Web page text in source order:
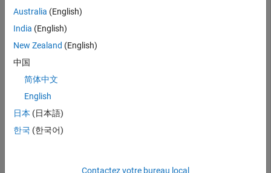
Construisez un chemin corporel de l'ego et maintenez les
états d'obstacles à l'aide de l'objet
Visualisez les états de tous les objets de l'environnement à
différents horodatages. Validez le chemin du corps de l’ego en
Créez l'objet
maximum d'étapes à utiliser comme nombre d'horodatages
pour vos chemins d'objet.
Australia (English)
India (English)
New Zealand (English)
中国
简体中文
English
日本 (日本語)
한국 (한국어)
Contactez votre bureau local